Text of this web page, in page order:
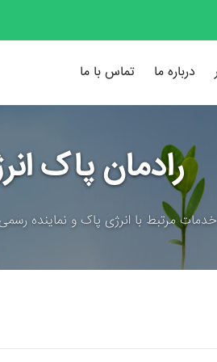
درباره ما تماس با ما
رادمان پاک
خدمات مرتبط با انرژی پاک و نماینده